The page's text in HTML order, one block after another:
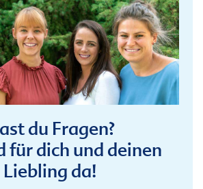
du Fragen?
für dich und deinen
Liebling da!